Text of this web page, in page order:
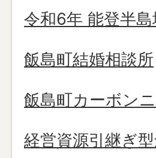
令和6年 能登半
飯島町結婚相談所
飯島町カーボン
経営資源引継ぎ